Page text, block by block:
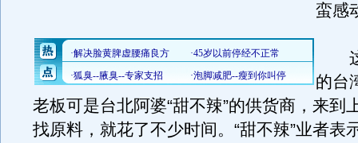
蛮感
这
的台
老板可是台北阿婆“甜不辣”的供货商，来到
找原料，就花了不少时间。“甜不辣”业者表